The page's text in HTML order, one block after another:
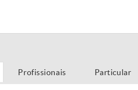
Profissionais Particular